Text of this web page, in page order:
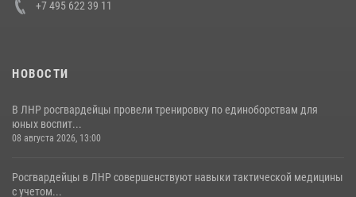
+7 495 622 39 11
НОВОСТИ
В ЛНР росгвардейцы провели тренировку по единоборствам для
юных воспит...
08 августа 2026, 13:00
Росгвардейцы в ЛНР совершенствуют навыки тактической медицины
с учетом...